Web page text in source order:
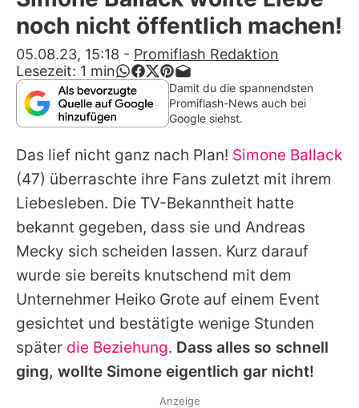
Alle Themen auf Promiflash
App runterladen
Team
Redaktionelle Richtlinien
Impressum
Nutzungsbedingungen
Utiq verwalten
noch nicht öffentlich machen!
05.08.23, 15:18 - Promiflash Redaktion
Lesezeit: 1 min
Damit du die spannendsten
Promiflash-News auch bei
Google siehst.
Das lief nicht ganz nach Plan! Simone Ballack
(47) überraschte ihre Fans zuletzt mit ihrem
Liebesleben. Die TV-Bekanntheit hatte
bekannt gegeben, dass sie und Andreas
Mecky sich scheiden lassen. Kurz darauf
wurde sie bereits knutschend mit dem
Unternehmer Heiko Grote auf einem Event
gesichtet und bestätigte wenige Stunden
später die Beziehung. Dass alles so schnell
ging, wollte Simone eigentlich gar nicht!
Anzeige